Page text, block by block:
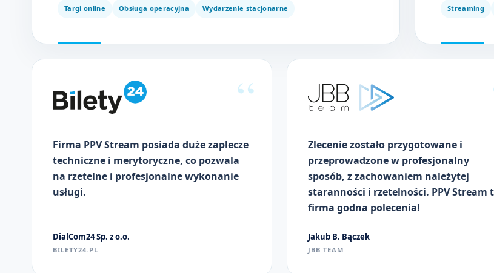
Targi online Obsługa operacyjna Wydarzenie stacjonarne Streaming
Firma PPV Stream posiada duże zaplecze
techniczne i merytoryczne, co pozwala
na rzetelne i profesjonalne wykonanie
usługi.
DialCom24 Sp. z o.o.
BILETY24.PL
Zlecenie zostało przygotowane i
przeprowadzone w profesjonalny
sposób, z zachowaniem należytej
staranności i rzetelności. PPV Stream
firma godna polecenia!
Jakub B. Bączek
JBB TEAM